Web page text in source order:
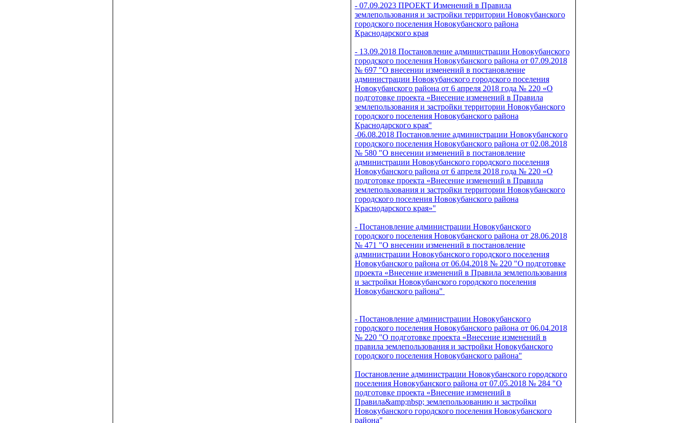
- 07.09.2023 ПРОЕКТ Изменений в Правила
землепользования и застройки территории Новокубанского
городского поселения Новокубанского района
Краснодарского края
- 13.09.2018 Постановление администрации Новокубанского
городского поселения Новокубанского района от 07.09.2018
№ 697 "О внесении изменений в постановление
администрации Новокубанского городского поселения
Новокубанского района от 6 апреля 2018 года № 220 «О
подготовке проекта «Внесение изменений в Правила
землепользования и застройки территории Новокубанского
городского поселения Новокубанского района
Краснодарского края"
-06.08.2018 Постановление администрации Новокубанского
городского поселения Новокубанского района от 02.08.2018
№ 580 "О внесении изменений в постановление
администрации Новокубанского городского поселения
Новокубанского района от 6 апреля 2018 года № 220 «О
подготовке проекта «Внесение изменений в Правила
землепользования и застройки территории Новокубанского
городского поселения Новокубанского района
Краснодарского края»"
- Постановление администрации Новокубанского
городского поселения Новокубанского района от 28.06.2018
№ 471 "О внесении изменений в постановление
администрации Новокубанского городского поселения
Новокубанского района от 06.04.2018 № 220 "О подготовке
проекта «Внесение изменений в Правила землепользования
и застройки Новокубанского городского поселения
Новокубанского района"
- Постановление администрации Новокубанского
городского поселения Новокубанского района от 06.04.2018
№ 220 "О подготовке проекта «Внесение изменений в
правила землепользования и застройки Новокубанского
городского поселения Новокубанского района"
Постановление администрации Новокубанского городского
поселения Новокубанского района от 07.05.2018 № 284 "О
подготовке проекта «Внесение изменений в
Правила&amp;nbsp; землепользованию и застройки
Новокубанского городского поселения Новокубанского
района"